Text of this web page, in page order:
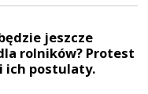
jeszcze
rolników? Protest
ich postulaty.